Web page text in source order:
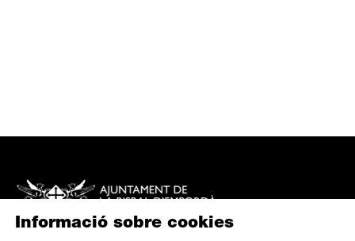
Informació sobre cookies